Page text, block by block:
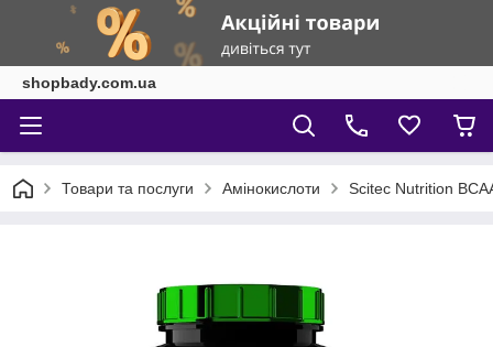
shopbady.com.ua
Товари та послуги Амінокислоти Scitec Nutrition